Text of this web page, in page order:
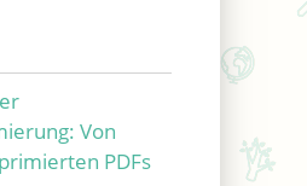
Von
PDFs